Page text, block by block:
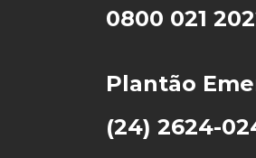
0800 021
Plantão
(24) 2624-